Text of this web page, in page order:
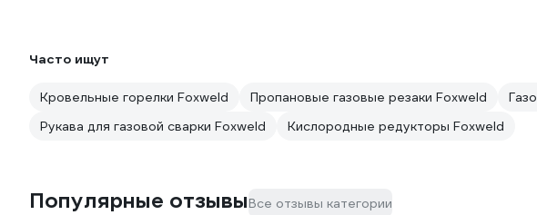
Часто ищут
Кровельные горелки Foxweld Пропановые газовые резаки Foxweld
Рукава для газовой сварки Foxweld
Кислородные редукторы Foxweld
Популярные отзывыВсе отзывы категории